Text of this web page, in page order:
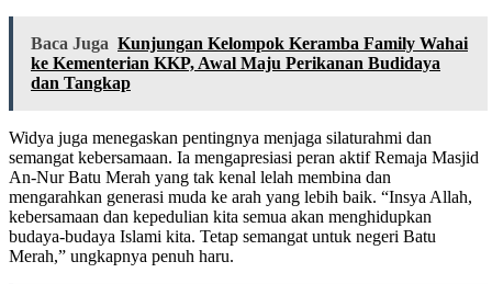
Baca Juga Kunjungan Kelompok Keramba Family Wahai
ke Kementerian KKP, Awal Maju Perikanan Budidaya
dan Tangkap
Widya juga menegaskan pentingnya menjaga silaturahmi dan
semangat kebersamaan. Ia mengapresiasi peran aktif Remaja Masjid
An-Nur Batu Merah yang tak kenal lelah membina dan
mengarahkan generasi muda ke arah yang lebih baik. “Insya Allah,
kebersamaan dan kepedulian kita semua akan menghidupkan
budaya-budaya Islami kita. Tetap semangat untuk negeri Batu
Merah,” ungkapnya penuh haru.